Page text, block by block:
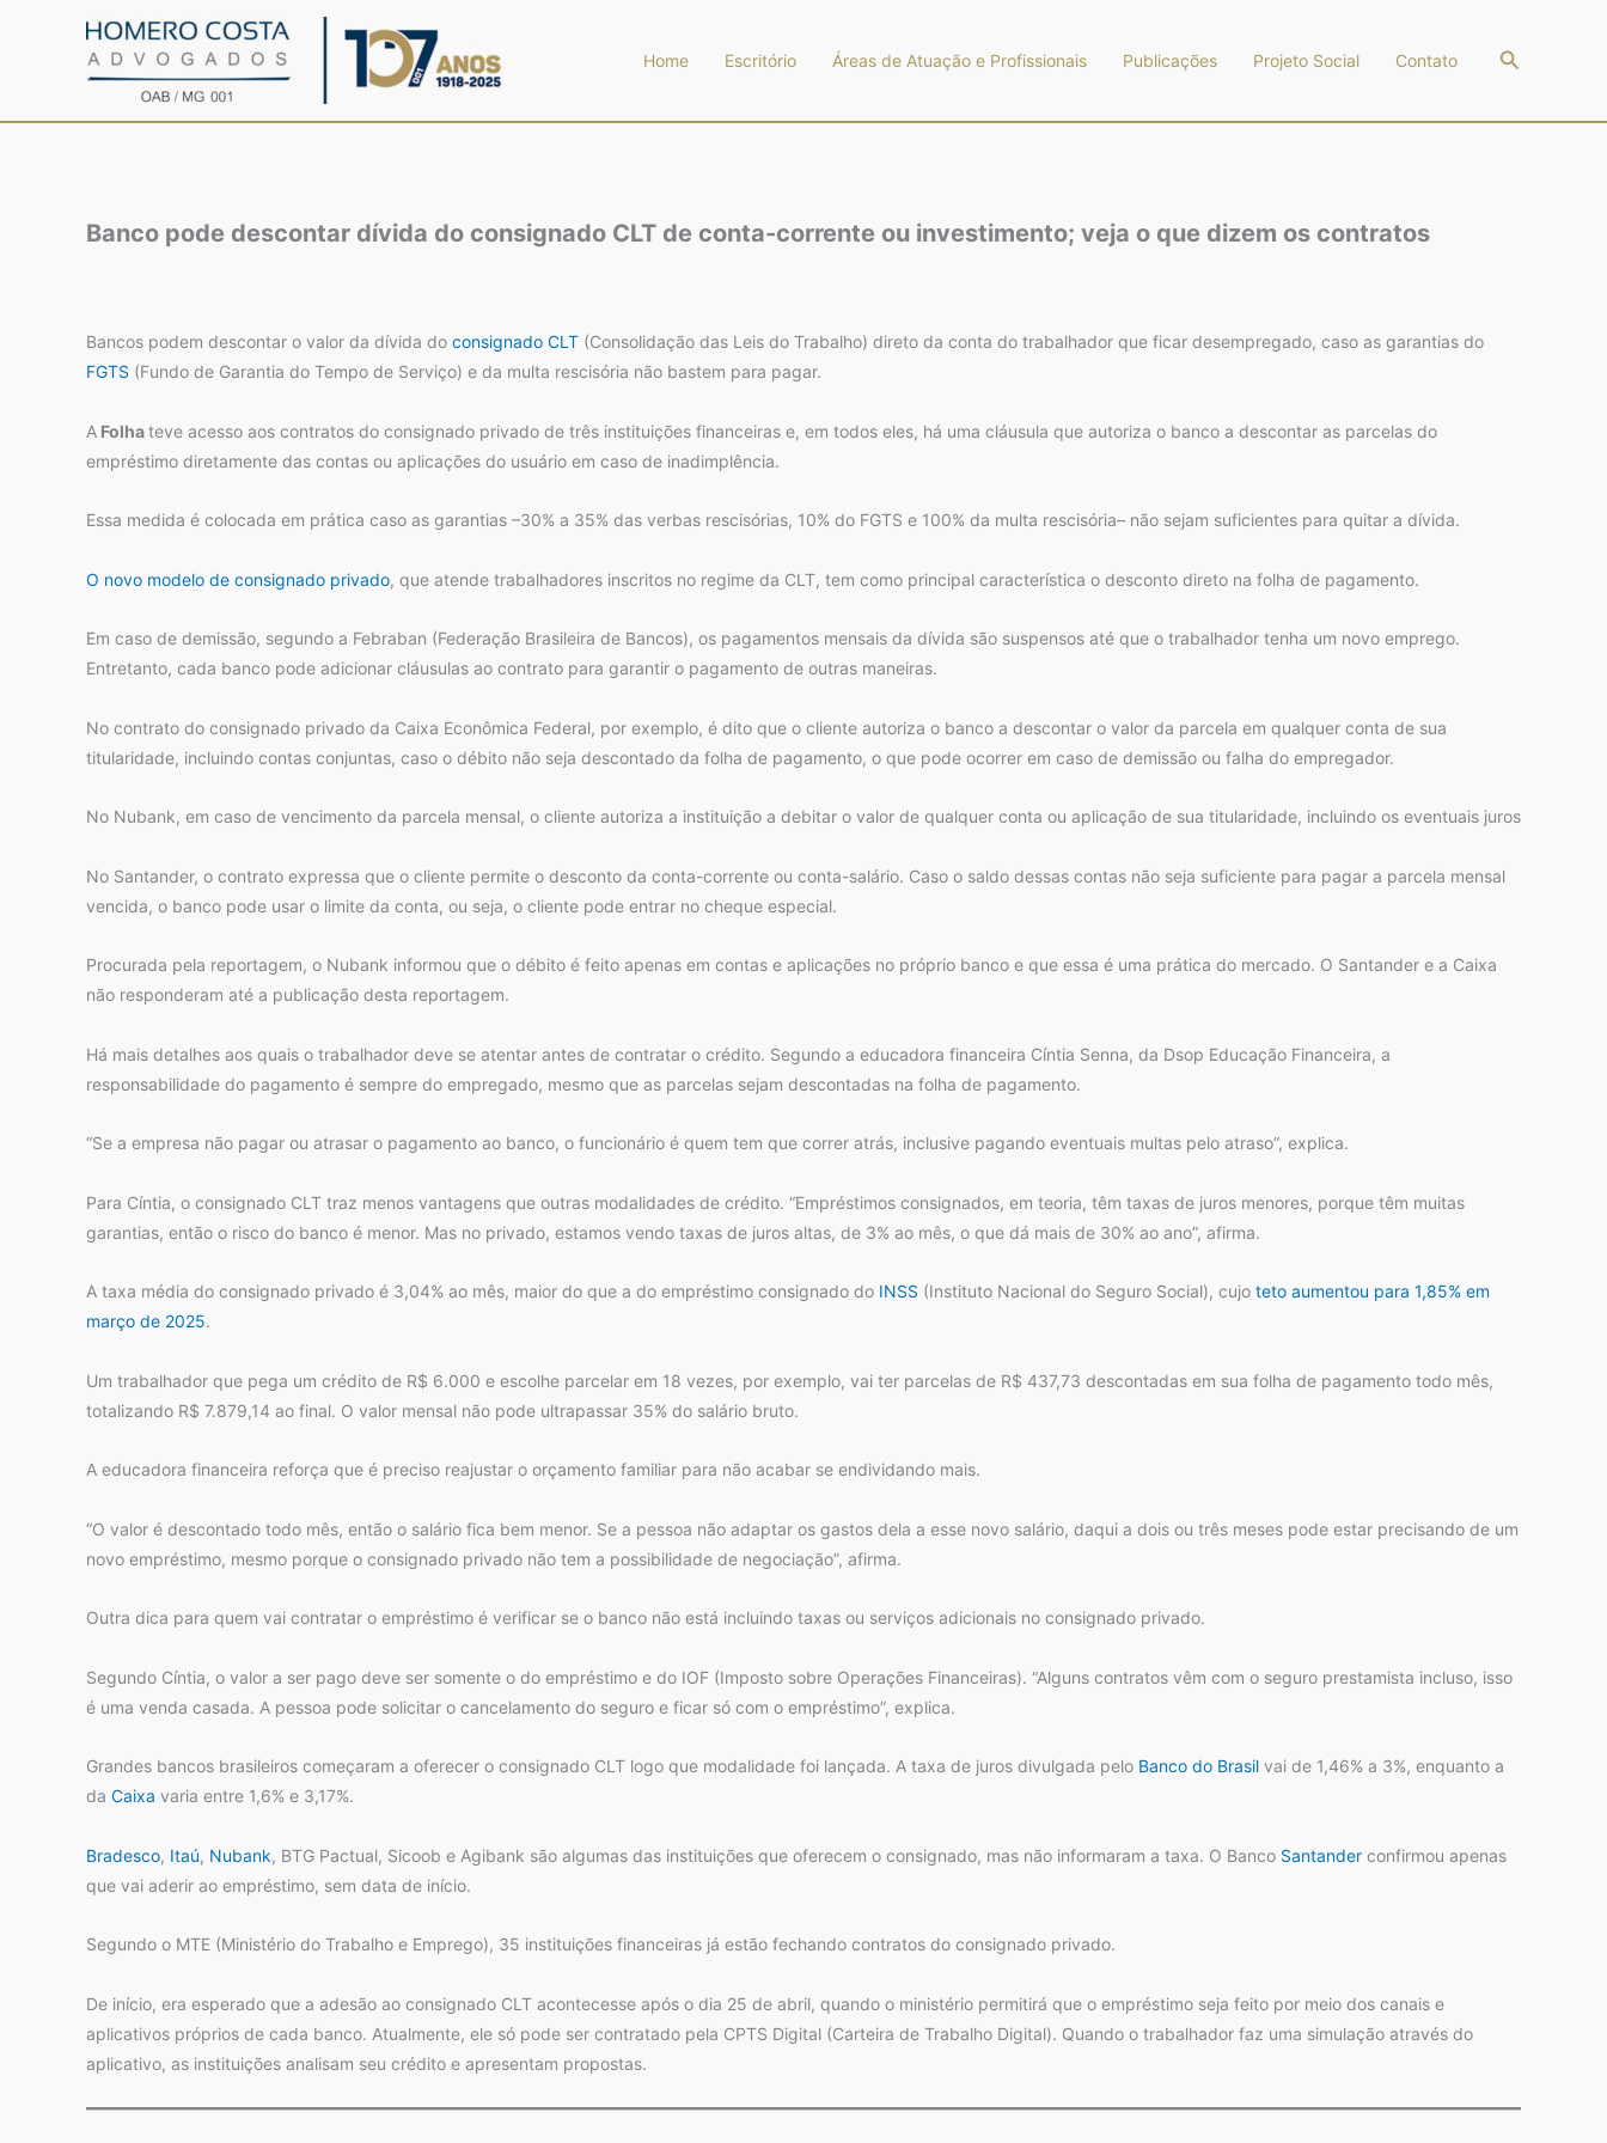
Home Escritório Áreas de Atuação e Profissionais Publicações Projeto Social Contato Pesquisar
Banco pode descontar dívida do consignado CLT de conta-corrente ou investimento; veja o que dizem os contratos
Bancos podem descontar o valor da dívida do consignado CLT (Consolidação das Leis do Trabalho) direto da conta do trabalhador que ficar desempregado, caso as garantias do
FGTS (Fundo de Garantia do Tempo de Serviço) e da multa rescisória não bastem para pagar.
A Folhateve acesso aos contratos do consignado privado de três instituições financeiras e, em todos eles, há uma cláusula que autoriza o banco a descontar as parcelas do
empréstimo diretamente das contas ou aplicações do usuário em caso de inadimplência.
Essa medida é colocada em prática caso as garantias –30% a 35% das verbas rescisórias, 10% do FGTS e 100% da multa rescisória– não sejam suficientes para quitar a dívida.
O novo modelo de consignado privado, que atende trabalhadores inscritos no regime da CLT, tem como principal característica o desconto direto na folha de pagamento.
Em caso de demissão, segundo a Febraban (Federação Brasileira de Bancos), os pagamentos mensais da dívida são suspensos até que o trabalhador tenha um novo emprego.
Entretanto, cada banco pode adicionar cláusulas ao contrato para garantir o pagamento de outras maneiras.
No contrato do consignado privado da Caixa Econômica Federal, por exemplo, é dito que o cliente autoriza o banco a descontar o valor da parcela em qualquer conta de sua
titularidade, incluindo contas conjuntas, caso o débito não seja descontado da folha de pagamento, o que pode ocorrer em caso de demissão ou falha do empregador.
No Nubank, em caso de vencimento da parcela mensal, o cliente autoriza a instituição a debitar o valor de qualquer conta ou aplicação de sua titularidade, incluindo os eventuais juros
No Santander, o contrato expressa que o cliente permite o desconto da conta-corrente ou conta-salário. Caso o saldo dessas contas não seja suficiente para pagar a parcela mensal
vencida, o banco pode usar o limite da conta, ou seja, o cliente pode entrar no cheque especial.
Procurada pela reportagem, o Nubank informou que o débito é feito apenas em contas e aplicações no próprio banco e que essa é uma prática do mercado. O Santander e a Caixa
não responderam até a publicação desta reportagem.
Há mais detalhes aos quais o trabalhador deve se atentar antes de contratar o crédito. Segundo a educadora financeira Cíntia Senna, da Dsop Educação Financeira, a
responsabilidade do pagamento é sempre do empregado, mesmo que as parcelas sejam descontadas na folha de pagamento.
“Se a empresa não pagar ou atrasar o pagamento ao banco, o funcionário é quem tem que correr atrás, inclusive pagando eventuais multas pelo atraso”, explica.
Para Cíntia, o consignado CLT traz menos vantagens que outras modalidades de crédito. “Empréstimos consignados, em teoria, têm taxas de juros menores, porque têm muitas
garantias, então o risco do banco é menor. Mas no privado, estamos vendo taxas de juros altas, de 3% ao mês, o que dá mais de 30% ao ano”, afirma.
A taxa média do consignado privado é 3,04% ao mês, maior do que a do empréstimo consignado do INSS (Instituto Nacional do Seguro Social), cujo teto aumentou para 1,85% em
março de 2025.
Um trabalhador que pega um crédito de R$ 6.000 e escolhe parcelar em 18 vezes, por exemplo, vai ter parcelas de R$ 437,73 descontadas em sua folha de pagamento todo mês,
totalizando R$ 7.879,14 ao final. O valor mensal não pode ultrapassar 35% do salário bruto.
A educadora financeira reforça que é preciso reajustar o orçamento familiar para não acabar se endividando mais.
“O valor é descontado todo mês, então o salário fica bem menor. Se a pessoa não adaptar os gastos dela a esse novo salário, daqui a dois ou três meses pode estar precisando de um
novo empréstimo, mesmo porque o consignado privado não tem a possibilidade de negociação”, afirma.
Outra dica para quem vai contratar o empréstimo é verificar se o banco não está incluindo taxas ou serviços adicionais no consignado privado.
Segundo Cíntia, o valor a ser pago deve ser somente o do empréstimo e do IOF (Imposto sobre Operações Financeiras). “Alguns contratos vêm com o seguro prestamista incluso, isso
é uma venda casada. A pessoa pode solicitar o cancelamento do seguro e ficar só com o empréstimo”, explica.
Grandes bancos brasileiros começaram a oferecer o consignado CLT logo que modalidade foi lançada. A taxa de juros divulgada pelo Banco do Brasil vai de 1,46% a 3%, enquanto a
da Caixa varia entre 1,6% e 3,17%.
Bradesco, Itaú, Nubank, BTG Pactual, Sicoob e Agibank são algumas das instituições que oferecem o consignado, mas não informaram a taxa. O Banco Santander confirmou apenas
que vai aderir ao empréstimo, sem data de início.
Segundo o MTE (Ministério do Trabalho e Emprego), 35 instituições financeiras já estão fechando contratos do consignado privado.
De início, era esperado que a adesão ao consignado CLT acontecesse após o dia 25 de abril, quando o ministério permitirá que o empréstimo seja feito por meio dos canais e
aplicativos próprios de cada banco. Atualmente, ele só pode ser contratado pela CPTS Digital (Carteira de Trabalho Digital). Quando o trabalhador faz uma simulação através do
aplicativo, as instituições analisam seu crédito e apresentam propostas.